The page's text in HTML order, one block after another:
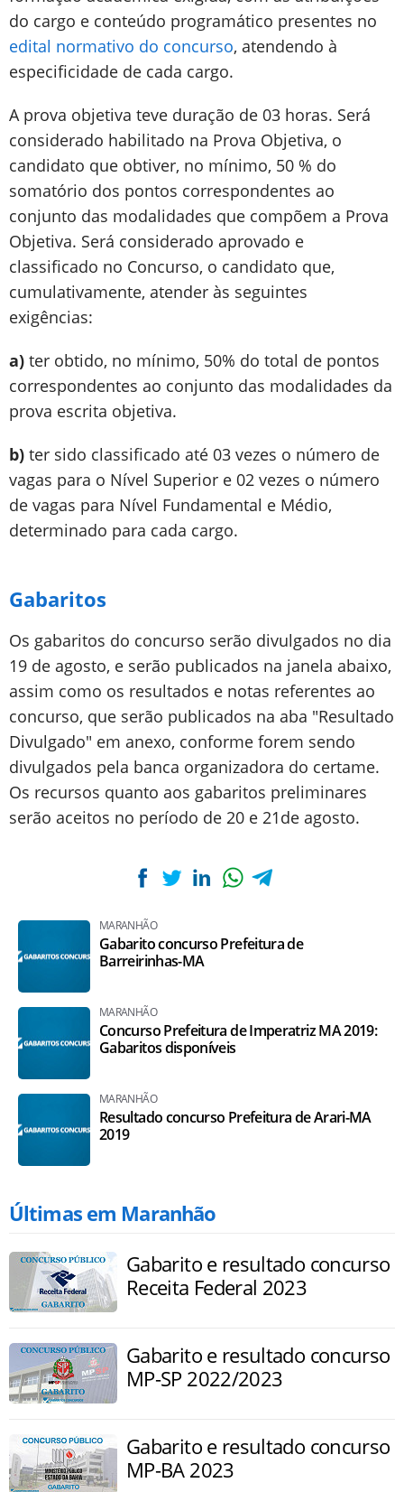
do cargo e conteúdo programático presentes no
edital normativo do concurso, atendendo à
especificidade de cada cargo.
A prova objetiva teve duração de 03 horas. Será
considerado habilitado na Prova Objetiva, o
candidato que obtiver, no mínimo, 50 % do
somatório dos pontos correspondentes ao
conjunto das modalidades que compõem a Prova
Objetiva. Será considerado aprovado e
classificado no Concurso, o candidato que,
cumulativamente, atender às seguintes
exigências:
a) ter obtido, no mínimo, 50% do total de pontos
correspondentes ao conjunto das modalidades da
prova escrita objetiva.
b) ter sido classificado até 03 vezes o número de
vagas para o Nível Superior e 02 vezes o número
de vagas para Nível Fundamental e Médio,
determinado para cada cargo.
Gabaritos
Os gabaritos do concurso serão divulgados no dia
19 de agosto, e serão publicados na janela abaixo,
assim como os resultados e notas referentes ao
concurso, que serão publicados na aba "Resultado
Divulgado" em anexo, conforme forem sendo
divulgados pela banca organizadora do certame.
Os recursos quanto aos gabaritos preliminares
serão aceitos no período de 20 e 21de agosto.
MARANHÃO
Gabarito concurso Prefeitura de
Barreirinhas-MA
MARANHÃO
Concurso Prefeitura de Imperatriz MA 2019:
Gabaritos disponíveis
MARANHÃO
Resultado concurso Prefeitura de Arari-MA
2019
Últimas em Maranhão
Gabarito e resultado concurso
Receita Federal 2023
Gabarito e resultado concurso
MP-SP 2022/2023
Gabarito e resultado concurso
MP-BA 2023